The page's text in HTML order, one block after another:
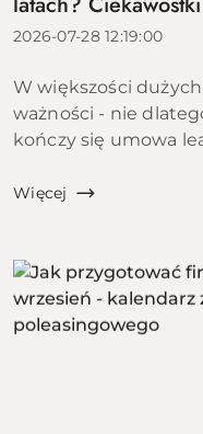
2026-07-28 12:19:00
W większości
ważności - nie
kończy się umowa
trafia do firmy
Więcej